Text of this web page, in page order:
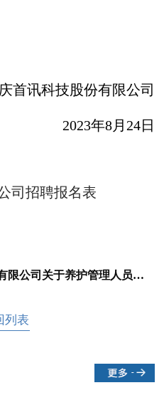
首讯科技股份有限公司
2023年8月24日
司招聘报名表
重庆渝东高速公路有限公司关于养护管理人员社会招聘结果的公示
列表